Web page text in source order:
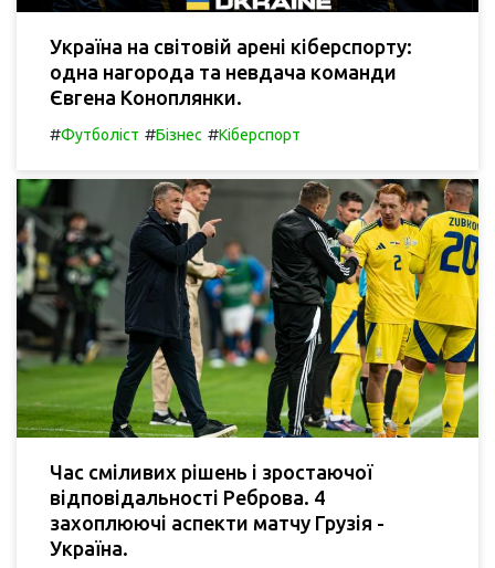
Україна на світовій арені кіберспорту:
одна нагорода та невдача команди
Євгена Коноплянки.
#Футболіст #Бізнес #Кіберспорт
Час сміливих рішень і зростаючої
відповідальності Реброва. 4
захоплюючі аспекти матчу Грузія -
Україна.